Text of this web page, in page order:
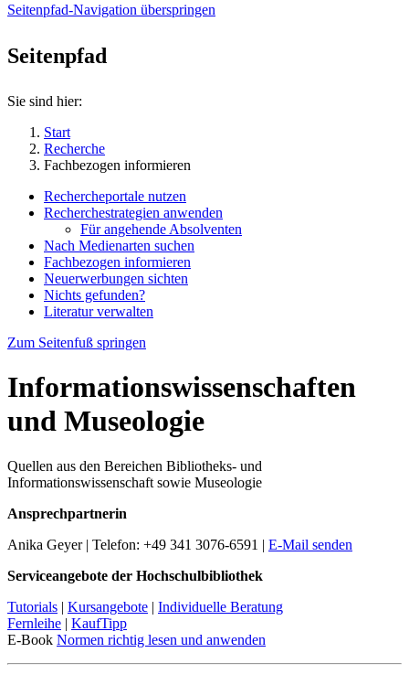
Seitenpfad-Navigation überspringen
Seitenpfad
Sie sind hier:
Start
Recherche
Fachbezogen informieren
Rechercheportale nutzen
Recherchestrategien anwenden
Für angehende Absolventen
Nach Medienarten suchen
Fachbezogen informieren
Neuerwerbungen sichten
Nichts gefunden?
Literatur verwalten
Zum Seitenfuß springen
Informationswissenschaften
und Museologie
Quellen aus den Bereichen Bibliotheks- und
Informationswissenschaft sowie Museologie
Ansprechpartnerin
Anika Geyer | Telefon: +49 341 3076-6591 | E-Mail senden
Serviceangebote der Hochschulbibliothek
Tutorials | Kursangebote | Individuelle Beratung
Fernleihe | KaufTipp
E-Book Normen richtig lesen und anwenden